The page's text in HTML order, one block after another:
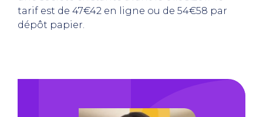
tarif est de 47€42 en ligne ou de 54€58 par
dépôt papier.